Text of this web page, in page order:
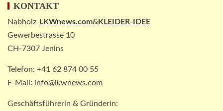
PAKETZUSTELLER INT
A2: Sperrung nach Lkw-Unfall legt
KONTAKT
Nabholz-LKWnews.com&KLEIDER-IDEE
Gewerbestrasse 10
CH-7307 Jenins
Telefon: +41 62 874 00 55
E-Mail: info@lkwnews.com
Geschäftsführerin & Gründerin: